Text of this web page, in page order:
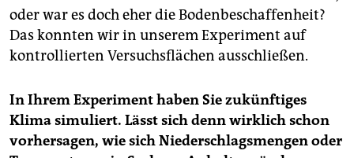
oder war es doch eher die Bodenbeschaffenheit?
Das konnten wir in unserem Experiment auf
kontrollierten Versuchsflächen ausschließen.
In Ihrem Experiment haben Sie zukünftiges
Klima simuliert. Lässt sich denn wirklich schon
vorhersagen, wie sich Niederschlagsmengen oder